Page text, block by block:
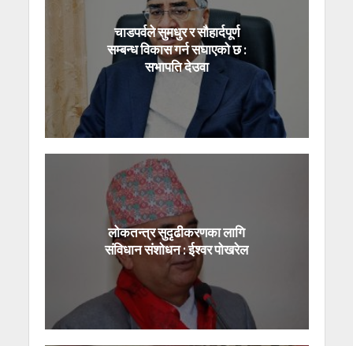
चाडपर्वले सुमधुर र सौहार्दपूर्ण
सम्बन्ध विकास गर्न सघाएको छ :
सभापति देउवा
लोकतन्त्र सुदृढीकरणका लागि
संविधान संशोधन : ईश्वर पोखरेल